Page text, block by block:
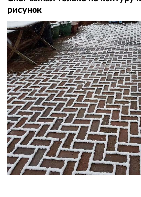
рисунок